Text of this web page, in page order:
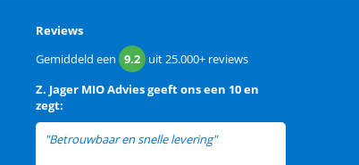
Reviews
Gemiddeld een 9.2 uit25.000+ reviews
Z. Jager MIO Adviesgeeft ons een 10 en
zegt:
"Betrouwbaar en snelle levering"